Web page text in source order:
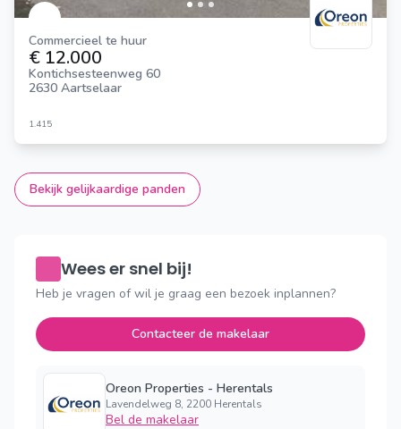
Commercieel te huur
€ 12.000
Kontichsesteenweg 60
2630 Aartselaar
1.415
Bekijk gelijkaardige panden
Wees er snel bij!
Heb je vragen of wil je graag een bezoek inplannen?
Contacteer de makelaar
Oreon Properties - Herentals
Lavendelweg 8, 2200 Herentals
Bel de makelaar